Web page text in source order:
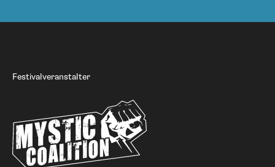
Festivalveranstalter